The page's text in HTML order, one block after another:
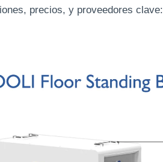
precios, y proveedores clave: